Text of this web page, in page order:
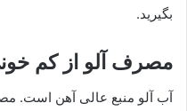
بگیرید.
مصرف آلو از کم
آب آلو منبع عالی آهن است.